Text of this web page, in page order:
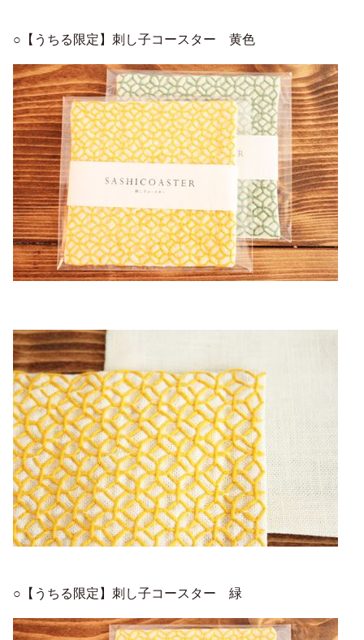
○【うちる限定】刺し子コースター 黄色
○【うちる限定】刺し子コースター 緑